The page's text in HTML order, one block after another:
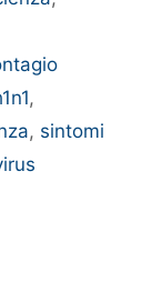
,
, sintomi